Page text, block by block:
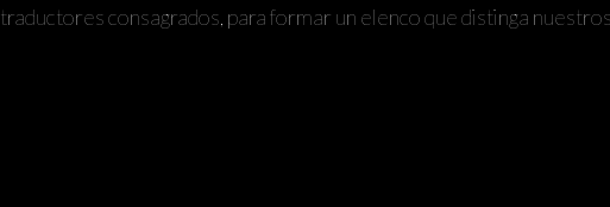
traductores consagrados, para formar un elenco que distinga